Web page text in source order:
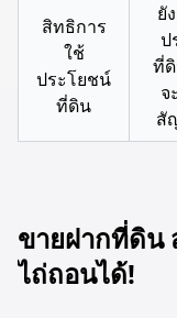
สิทธิการ
ใช้
ประโยชน์
ที่ดิน
ยั
ป
ที่
จ
สั
ขายฝากที่ดิน
ไถ่ถอนได้!